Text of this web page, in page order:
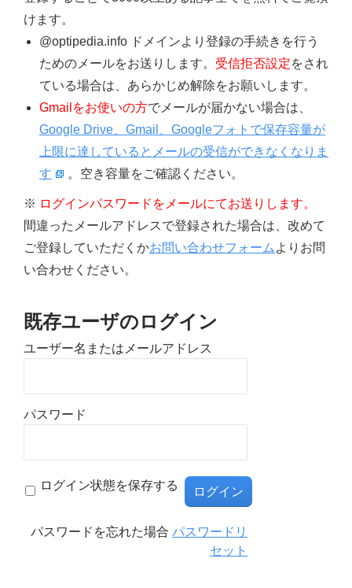
けます。
@optipedia.info ドメインより登録の手続きを行う
ためのメールをお送りします。 受信拒否設定をされ
ている場合は、あらかじめ解除をお願いします。
Gmailをお使いの方でメールが届かない場合は、
Google Drive、Gmail、Googleフォトで保存容量が
上限に達しているとメールの受信ができなくなりま
す
。空き容量をご確認ください。
※ ログインパスワードをメールにてお送りします。
間違ったメールアドレスで登録された場合は、改めて
ご登録していただくかお問い合わせフォーム よりお問
い合わせください。
既存ユーザのログイン
ユーザー名またはメールアドレス
パスワード
ログイン状態を保存する
パスワードを忘れた場合パスワードリ
セット